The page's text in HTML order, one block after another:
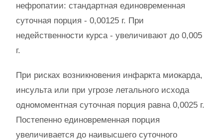
нефропатии: стандартная единовременная
суточная порция - 0,00125 г. При
недейственности курса - увеличивают до 0,005
г.
При рисках возникновения инфаркта миокарда,
инсульта или при угрозе летального исхода
одномоментная суточная порция равна 0,0025 г.
Постепенно единовременная порция
увеличивается до наивысшего суточного